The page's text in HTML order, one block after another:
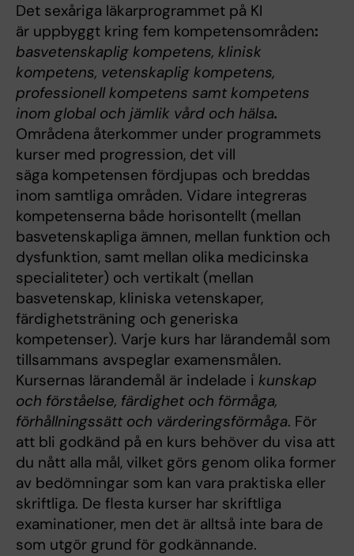
Det sexåriga läkarprogrammet på KI
är uppbyggt kring fem kompetensområden:
basvetenskaplig kompetens, klinisk
kompetens, vetenskaplig kompetens,
professionell kompetens samt kompetens
inom global och jämlik vård och hälsa.
Områdena återkommer under programmets
kurser med progression, det vill
säga kompetensen fördjupas och breddas
inom samtliga områden. Vidare integreras
kompetenserna både horisontellt (mellan
basvetenskapliga ämnen, mellan funktion och
dysfunktion, samt mellan olika medicinska
specialiteter) och vertikalt (mellan
basvetenskap, kliniska vetenskaper,
färdighetsträning och generiska
kompetenser). Varje kurs har lärandemål som
tillsammans avspeglar examensmålen.
Kursernas lärandemål är indelade i kunskap
och förståelse, färdighet och förmåga,
förhållningssätt och värderingsförmåga. För
att bli godkänd på en kurs behöver du visa att
du nått alla mål, vilket görs genom olika former
av bedömningar som kan vara praktiska eller
skriftliga. De flesta kurser har skriftliga
examinationer, men det är alltså inte bara de
som utgör grund för godkännande.